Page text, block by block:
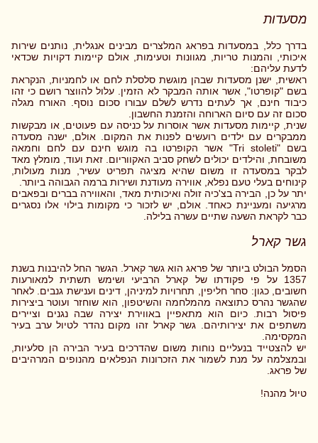
מסעדות
בדרך כלל, במסעדות בפראג המלצרים מבינים אנגלית, נותנים שירות
איכותי, והמנות טריות, מגוונות וטעימות, אולם קיימות דקויות שכדאי
לדעת עליהם:
ראשית, ישנן מסעדות שבהן מוגשת סלסלת לחם או לחמניות, הנקראת
בשם "קופרטו", אשר אותה המבקר לא הזמין. עלול להווצר רושם כי זהו
כיבוד חינם, אך לעתים נדרש לשלם עבורו סכום נוסף. האורח מגלה
סכום זה עם סיום הארוחה והזמנת החשבון.
שנית, קיימות מסעדות אשר אוסרות על כניסה עם פעוטים, או מבקשות
ממבקרים עם ילדים רועשים לפנות את המקום. אולם, ישנה מסעדה
בשם "Tri stoleti" אשר הקופרטו בה מוגש חינם עם לחם וחמאה
משובחת, והילדים יכולים לשחק סביב האקווריום. זאת ועוד, מומלץ מאד
לבקר במסעדה זו משום שהיא מציגה תפריט עשיר, מנות מעולות,
קינוחים בעלי טעם נפלא, אווירה מעודנת ושירות ברמה הגבוהה ביותר.
יתר על כן, הבירה בצ'כיה זולה ואיכותית מאד, והאווירה בברים ובפאבים
מרגיעה ומעניינת כאחד. אולם, יש לזכור כי מקומות בילוי אלו נסגרים
כבר לקראת השעה שתיים עשרה בלילה.
גשר קארל
הסמל הבולט ביותר של פראג הוא גשר קארל. הגשר החל להיבנות בשנת
1357 על פי פקודתו של קארל הרביעי ושימש תשתית למאורעות
חשובים, כגון: סחר חליפין, תחרויות למיניהן, דינים וענישת גנבים. לאחר
שהגשר נהרס כתוצאה מהמלחמה והשיטפון, הוא שוחזר ועוטר ביצירות
פיסול רבות. כיום הוא מתאפיין באווירת יצירה שבה נגנים וציירים
משתפים את יצירותיהם. גשר קארל זהו מקום נהדר לטיול ערב בעיר
המקסימה.
יש להצטייד בנעליים נוחות משום שהדרכים בעיר הבירה הן סלעיות,
ובמצלמה על מנת לשמור את הזכרונות הנפלאים מהנופים המרהיבים
של פראג.
טיול מהנה!